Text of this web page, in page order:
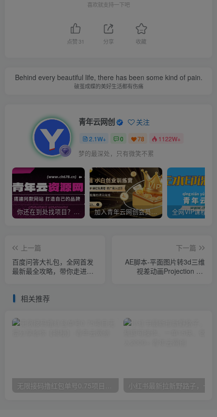
喜欢就支持一下吧
点赞31 分享 收藏
Behind every beautiful life, there has been some kind of pain.
破茧成蝶的美好生活都有伤痛
青年云网创 关注
2.1W+ 0 78 1122W+
梦的最深处，只有微笑不累
你还在到处找项目？还在当韭菜？我靠卖项目一个月收入5万+，曾经我也是个失败者。 加入青年云网创会员，全站资源免费学习。加入高级合伙人，推广日入1000+
上一篇
百度问答大礼包，全网首发
最新最全攻略，带你走进月
下一篇
AE脚本-平面图片转3d三维
视差动画Projection 3D
相关推荐
无限接码撸红包单号0.75项目无偿分享给你【揭秘】